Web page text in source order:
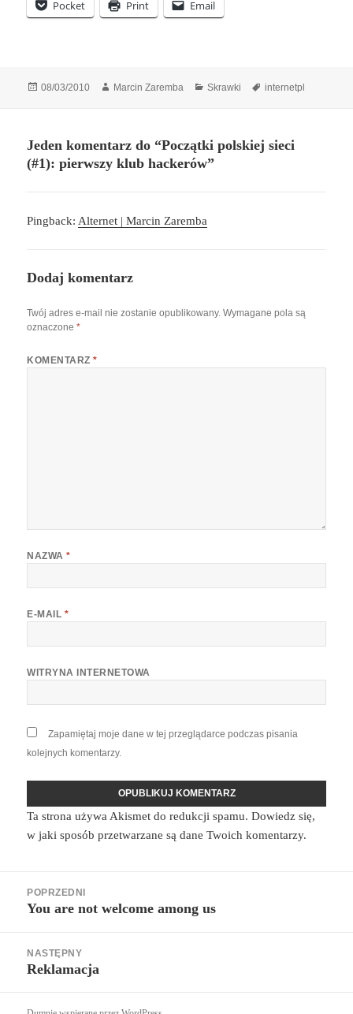
Pocket Print Email
Data
08/03/2010 Autor
Marcin Zaremba Kategorie
Skrawki Tagi
internetpl
Jeden komentarz do “Początki polskiej sieci
(#1): pierwszy klub hackerów”
Pingback: Alternet | Marcin Zaremba
Dodaj komentarz
Twój adres e-mail nie zostanie opublikowany. Wymagane pola są
oznaczone*
KOMENTARZ*
NAZWA*
E-MAIL *
WITRYNA INTERNETOWA
Zapamiętaj moje dane w tej przeglądarce podczas pisania
kolejnych komentarzy.
Ta strona używa Akismet do redukcji spamu.Dowiedz się,
w jaki sposób przetwarzane są dane Twoich komentarzy.
wpisu
POPRZEDNI
Poprzedni
You are not welcome among us
NASTĘPNY
Następny
Reklamacja